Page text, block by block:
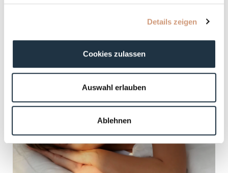
Details zeigen
Cookies zulassen
Auswahl erlauben
Ablehnen
ZU DEN PRODUKTEN